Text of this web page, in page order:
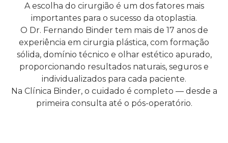
A escolha do cirurgião é um dos fatores mais
importantes para o sucesso da otoplastia.
O Dr. Fernando Binder tem mais de 17 anos de
experiência em cirurgia plástica, com formação
sólida, domínio técnico e olhar estético apurado,
proporcionando resultados naturais, seguros e
individualizados para cada paciente.
Na Clínica Binder, o cuidado é completo — desde a
primeira consulta até o pós-operatório.